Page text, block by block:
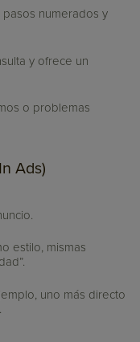
pasos numerados y
y ofrece un
o problemas
Ads)
estilo, mismas
uno más directo